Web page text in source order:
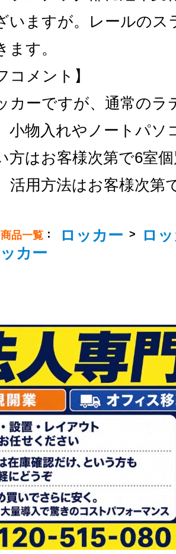
いますが。レールのス
ます。
コメント】
カーですが、通常の
小物入れやノートパソ
方はお客様次第で6室
活用方法はお客様次第
品一覧 ： ロッカー >
ロ
カー